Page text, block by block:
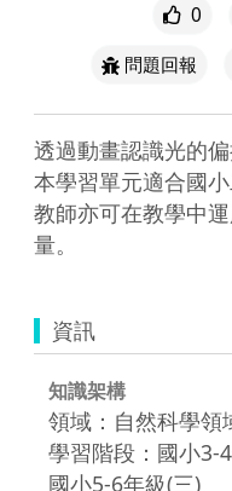
0
問題回報
透過動畫認識光的
本學習單元適合國
教師亦可在教學中
量。
資訊
知識架構
領域：自然科學領
學習階段：國小3-
國小5-6年級(三)